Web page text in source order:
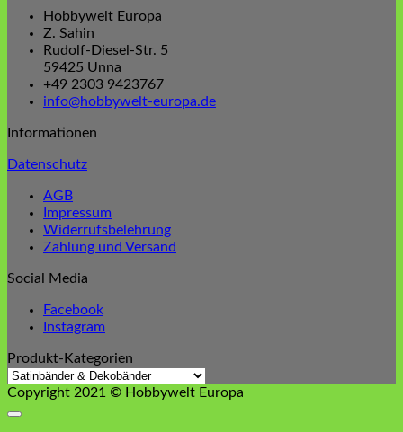
Hobbywelt Europa
Z. Sahin
Rudolf-Diesel-Str. 5
59425 Unna
+49 2303 9423767
info@hobbywelt-europa.de
Informationen
Datenschutz
AGB
Impressum
Widerrufsbelehrung
Zahlung und Versand
Social Media
Facebook
Instagram
Produkt-Kategorien
Copyright 2021 © Hobbywelt Europa